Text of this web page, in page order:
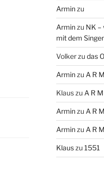
Arminzu
Arminzu NK –
mit dem
Volkerzu das
Arminzu A R
Klauszu A R
Arminzu A R
Arminzu A R
Klauszu 1551